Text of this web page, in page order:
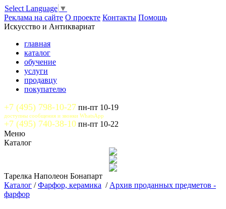
Select Language ▼
Реклама на сайте О проекте Контакты Помощь
Искусство и Антиквариат
главная
каталог
обучение
услуги
продавцу
покупателю
+7 (495) 798-10-27 пн-пт 10-19
доступны сообщения и звонки WhatsApp
+7 (495) 740-38-10 пн-пт 10-22
Меню
Каталог
Тарелка Наполеон Бонапарт
Каталог /Фарфор, керамика / Архив проданных предметов -
фарфор